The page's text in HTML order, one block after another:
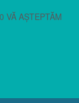
VĂ AȘTEPTĂM